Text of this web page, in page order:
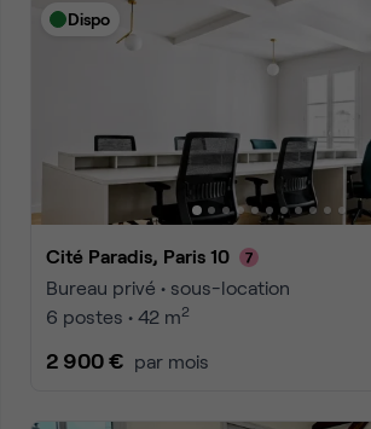
Dispo
Cité Paradis, Paris 10
Bureau privé • sous-location
6 postes • 42 m2
2 900 € par mois